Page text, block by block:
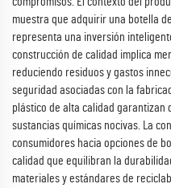
muestra que adquirir una botella
representa una inversión
construcción de calidad implica
reduciendo residuos y gastos
seguridad asociadas con la
plástico de alta calidad garantizan
sustancias químicas nocivas. La
consumidores hacia opciones de
calidad que equilibran la
materiales y estándares de